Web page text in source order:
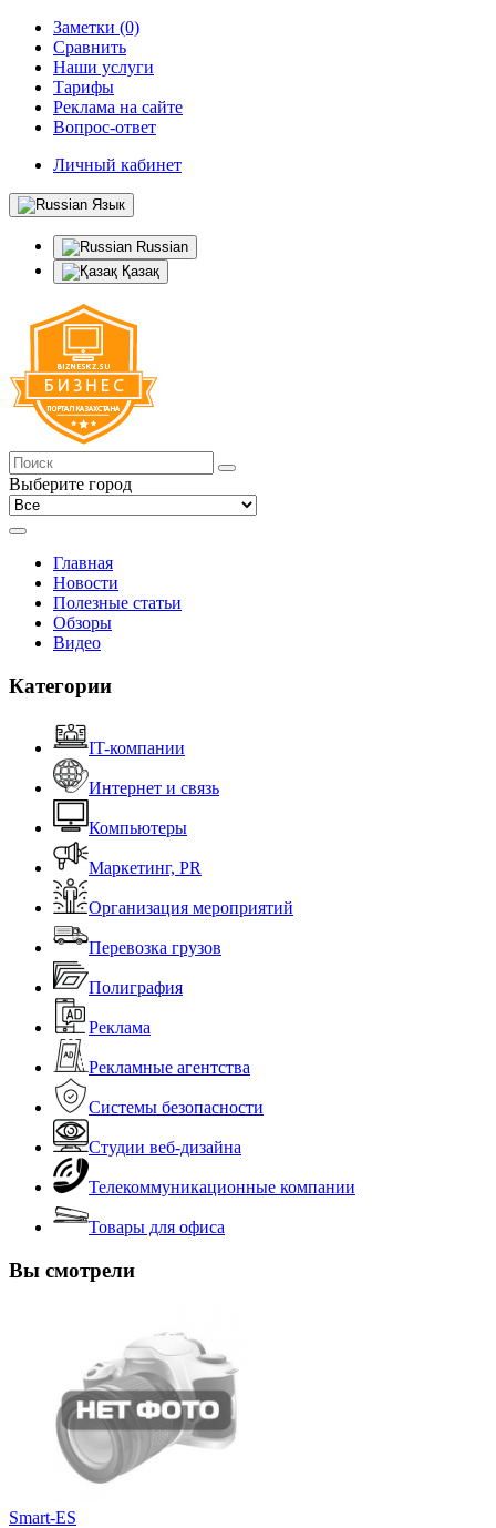
Заметки (0)
Сравнить
Наши услуги
Тарифы
Реклама на сайте
Вопрос-ответ
Личный кабинет
Язык
Russian
Қазақ
Выберите город
Главная
Новости
Полезные статьи
Обзоры
Видео
Категории
IT-компании
Интернет и связь
Компьютеры
Маркетинг, PR
Организация мероприятий
Перевозка грузов
Полиграфия
Реклама
Рекламные агентства
Системы безопасности
Студии веб-дизайна
Телекоммуникационные компании
Товары для офиса
Вы смотрели
Smart-ES